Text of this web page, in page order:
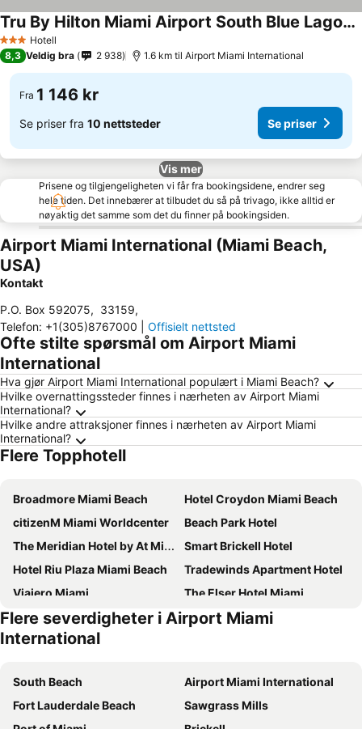
3 StjernerHotell
Tru By Hilton Miami Airport South Blue Lagoon, Fl
8,3 Veldig bra 2 938 1.6 km til Airport Miami International
Fra 1 146 kr
Se priser fra 10 nettsteder Se priser
Vis mer
Prisene og tilgjengeligheten vi får fra bookingsidene, endrer seg
hele tiden. Det innebærer at tilbudet du så på trivago, ikke alltid er
nøyaktig det samme som det du finner på bookingsiden.
Airport Miami International (Miami Beach,
USA)
Kontakt
P.O. Box 592075, 33159,
Telefon: +1(305)8767000 Offisielt nettsted
Ofte stilte spørsmål om Airport Miami
International
Hva gjør Airport Miami International populært i Miami Beach?
Hvilke overnattingssteder finnes i nærheten av Airport Miami
International?
Hvilke andre attraksjoner finnes i nærheten av Airport Miami
International?
Flere Topphotell
Broadmore Miami Beach
Hotel Croydon Miami Beach
citizenM Miami Worldcenter
Beach Park Hotel
The Meridian Hotel by At Mine Hospitality
Smart Brickell Hotel
Hotel Riu Plaza Miami Beach
Tradewinds Apartment Hotel
Viajero Miami
The Elser Hotel Miami
Radisson Resort Miami Beach Uma House by Yurbban South Beach
Hilton Miami Airport Blue Lagoon
Miami International Airport Hotel
Gale Miami Hotel & Residences
KAYAK Miami Beach
Hotel Breakwater South Beach
Flere severdigheter i Airport Miami
International
South Beach
Airport Miami International
Fort Lauderdale Beach
Sawgrass Mills